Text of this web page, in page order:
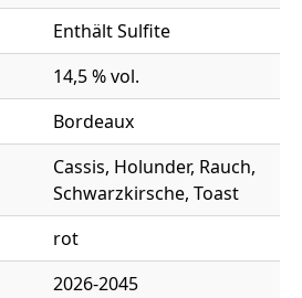
Enthält Sulfite
14,5 % vol.
Bordeaux
Cassis, Holunder, Rauch,
Schwarzkirsche, Toast
rot
2026-2045